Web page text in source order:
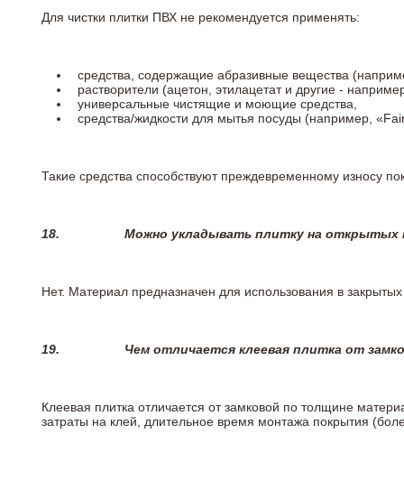
Для чистки плитки ПВХ не рекомендуется применять:
средства, содержащие абразивные вещества
растворители (ацетон, этилацетат и другие -
универсальные чистящие и моющие средства,
средства/жидкости для мытья посуды (например,
Такие средства способствуют преждевременному износу
18. Можно укладывать плитку на открытых
Нет. Материал предназначен для использования в
19. Чем отличается клеевая плитка от
Клеевая плитка отличается от замковой по толщине
затраты на клей, длительное время монтажа покрытия